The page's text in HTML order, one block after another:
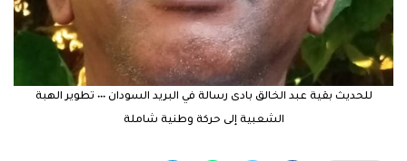
للحديث بقية عبد الخالق بادى رسالة في البريد السودان ٠٠٠ تطوير الهبة
الشعبية إلى حركة وطنية شاملة